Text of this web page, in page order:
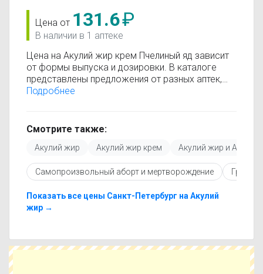
Цена от 131.6₽
В наличии в 1 аптеке
Цена на Акулий жир крем Пчелиный яд зависит
от формы выпуска и дозировки. В каталоге
представлены предложения от разных аптек,
что позволяет быстро найти, где купить Акулий
обновляется, поэтому вы видите только
актуальные данные.
Перед покупкой рекомендуется ознакомиться с
инструкцией по применению, показаниями и
противопоказаниями. При необходимости вы
Пчелиный яд с похожим действующим
веществом или более доступной ценой.
сравните предложения. Это поможет
Подробнее
Смотрите также:
Акулий жир Акулий жир крем Акулий жир и Акация
Самопроизвольный аборт и мертворождение Грипп
Показать все цены Санкт-Петербург на Акулий
жир →